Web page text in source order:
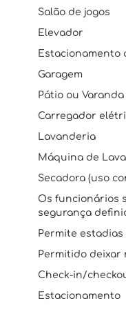
Salão de jogos
Elevador
Estacionamento
Garagem
Pátio ou Varanda
Carregador
Lavanderia
Máquina de
Secadora (uso
Os funcionários
segurança
Permite estadias
Permitido deixar
Check-in/
Estacionamento